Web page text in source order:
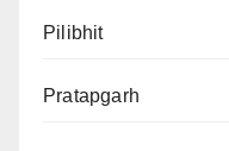
Pilibhit
Pratapgarh